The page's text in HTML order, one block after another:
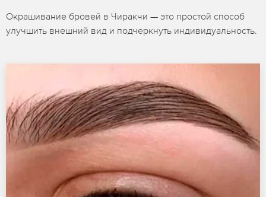
Окрашивание бровей в Чиракчи — это простой способ
улучшить внешний вид и подчеркнуть индивидуальность.